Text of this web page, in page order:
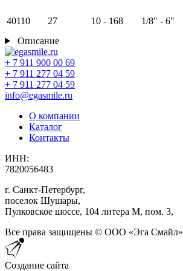
40110 27 10 - 168 1/8" - 6"
Описание
+ 7 911 900 00 69
+ 7 911 277 04 59
+ 7 911 277 04 59
info@egasmile.ru
О компании
Каталог
Контакты
ИНН:
7820056483
г. Санкт-Петербург,
поселок Шушары,
Пулковское шоссе, 104 литера М, пом. 3,
Все права защищены © ООО «Эга Смайл»
Создание сайта